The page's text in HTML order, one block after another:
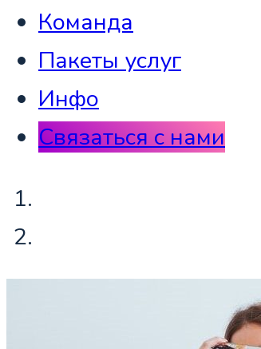
Команда
Пакеты услуг
Инфо
Связаться с нами